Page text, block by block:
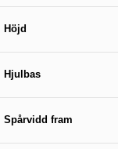
Höjd
Hjulbas
Spårvidd fram